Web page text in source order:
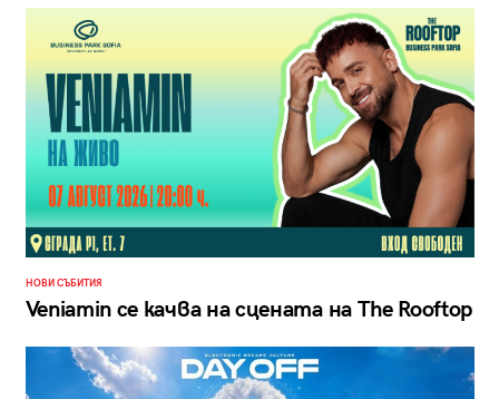
НОВИ СЪБИТИЯ
Veniamin се качва на сцената на The Rooftop